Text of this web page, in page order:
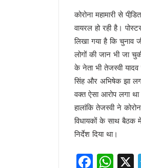
फिर अलग हुए राजभर !
सपा नहीं लड़ेगी पंचायत चुनाव!
योगी की बाल्मीकि चाल में फंसे
चुनाव की घोषणा और मायावती का
विजन-2047 का हिस्सा है ‘वन नेशन
देश में नेपाल जैसे हालात की आशंका !
केशव का संकेत !
भाजपाई होते-होते रह गए शिवपाल!
बुरे दौर में नेपाल !
संकट में एनडीए !
कोरोना महामारी से
वायरल हो रही है।
लिखा गया है कि चुनाव
लोगों की जान भी जा
के नेता भी तेजस्‍वी
सिंह और अभिषेक झा
वक्‍त ऐसा आरोप लगा
हालांकि तेजस्‍वी ने
विधायकों के साथ बैठक
निर्देश दिया था।